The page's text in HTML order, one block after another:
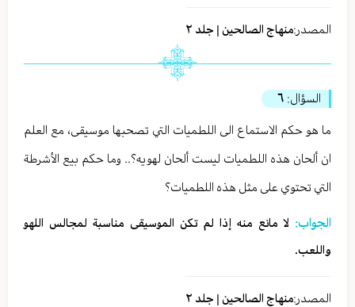
المصدر:منهاج الصالحين | جلد ٢
السؤال: ٦
ما هو حكم الاستماع الى اللطميات التي تصحبها موسيقى، مع العلم
ان ألحان هذه اللطميات ليست ألحان لهويه؟.. وما حكم بيع الأشرطة
التي تحتوي على مثل هذه اللطميات؟
الجواب: لا مانع منه إذا لم تكن الموسيقی مناسبة لمجالس اللهو
واللعب.
المصدر:منهاج الصالحين | جلد ٢